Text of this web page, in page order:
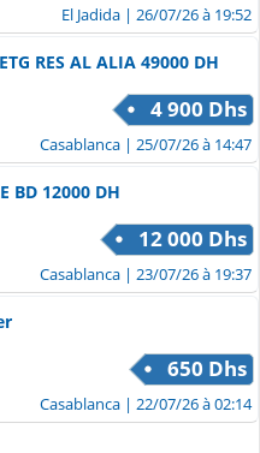
El Jadida | 26/07/26 à 19:52
RES AL ALIA 49000 DH
4 900 Dhs
Casablanca | 25/07/26 à 14:47
BD 12000 DH
12 000 Dhs
Casablanca | 23/07/26 à 19:37
650 Dhs
Casablanca | 22/07/26 à 02:14